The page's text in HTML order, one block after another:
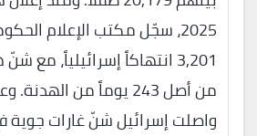
2025، سجّل مكتب الإعلام
من أصل 243 يوماً من
واصلت إسرائيل شنّ غارات جوية